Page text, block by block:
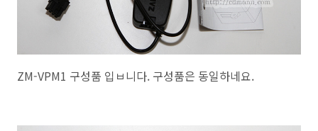
ZM-VPM1 구성품 입ㅂ니다. 구성품은 동일하네요.